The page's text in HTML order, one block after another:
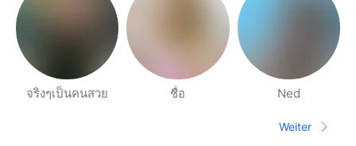
จริงๆเป็นคนสวย ชื่อ Ned
Nächste
Weiter